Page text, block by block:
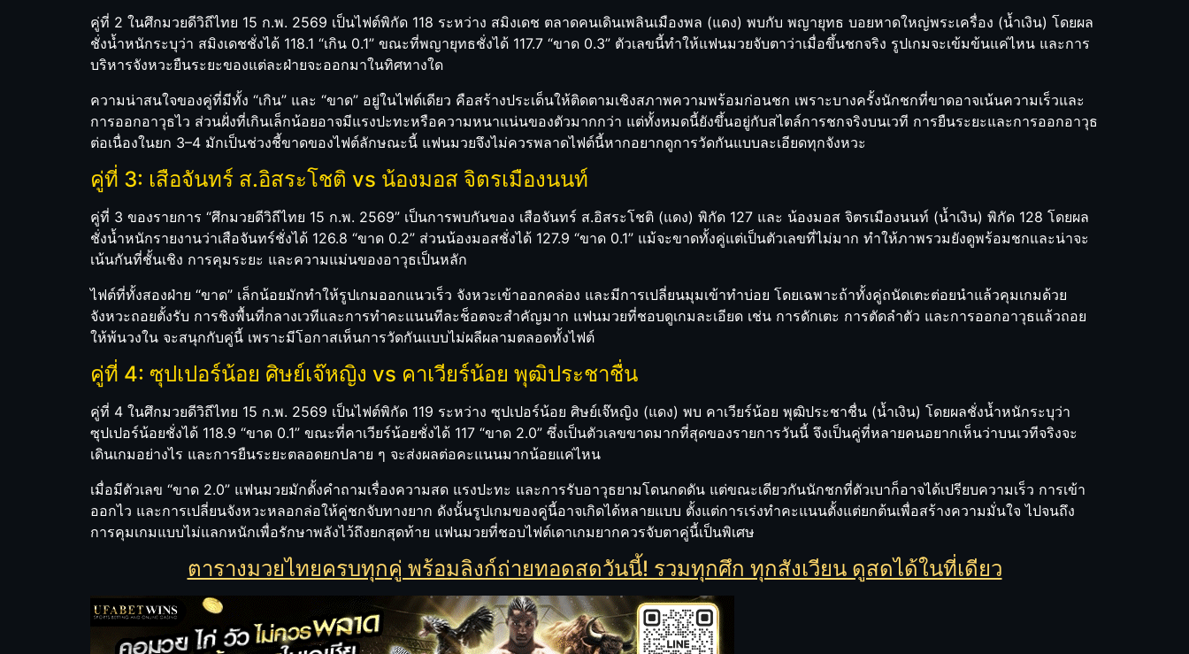
คู่ที่ 2 ในศึกมวยดีวิถีไทย 15 ก.พ. 2569 เป็นไฟต์พิกัด 118 ระหว่าง สมิงเดช ตลาดคนเดินเพลินเมืองพล (แดง) พบกับ พญายุทธ บอยหาดใหญ่พระเครื่อง (น้ำเงิน) โดยผล
ชั่งน้ำหนักระบุว่า สมิงเดชชั่งได้ 118.1 “เกิน 0.1” ขณะที่พญายุทธชั่งได้ 117.7 “ขาด 0.3” ตัวเลขนี้ทำให้แฟนมวยจับตาว่าเมื่อขึ้นชกจริง รูปเกมจะเข้มข้นแค่ไหน และการ
บริหารจังหวะยืนระยะของแต่ละฝ่ายจะออกมาในทิศทางใด
ความน่าสนใจของคู่ที่มีทั้ง “เกิน” และ “ขาด” อยู่ในไฟต์เดียว คือสร้างประเด็นให้ติดตามเชิงสภาพความพร้อมก่อนชก เพราะบางครั้งนักชกที่ขาดอาจเน้นความเร็วและ
การออกอาวุธไว ส่วนฝั่งที่เกินเล็กน้อยอาจมีแรงปะทะหรือความหนาแน่นของตัวมากกว่า แต่ทั้งหมดนี้ยังขึ้นอยู่กับสไตล์การชกจริงบนเวที การยืนระยะและการออกอาวุธ
ต่อเนื่องในยก 3–4 มักเป็นช่วงชี้ขาดของไฟต์ลักษณะนี้ แฟนมวยจึงไม่ควรพลาดไฟต์นี้หากอยากดูการวัดกันแบบละเอียดทุกจังหวะ
คู่ที่ 3: เสือจันทร์ ส.อิสระโชติ vs น้องมอส จิตรเมืองนนท์
คู่ที่ 3 ของรายการ “ศึกมวยดีวิถีไทย 15 ก.พ. 2569” เป็นการพบกันของ เสือจันทร์ ส.อิสระโชติ (แดง) พิกัด 127 และ น้องมอส จิตรเมืองนนท์ (น้ำเงิน) พิกัด 128 โดยผล
ชั่งน้ำหนักรายงานว่าเสือจันทร์ชั่งได้ 126.8 “ขาด 0.2” ส่วนน้องมอสชั่งได้ 127.9 “ขาด 0.1” แม้จะขาดทั้งคู่แต่เป็นตัวเลขที่ไม่มาก ทำให้ภาพรวมยังดูพร้อมชกและน่าจะ
เน้นกันที่ชั้นเชิง การคุมระยะ และความแม่นของอาวุธเป็นหลัก
ไฟต์ที่ทั้งสองฝ่าย “ขาด” เล็กน้อยมักทำให้รูปเกมออกแนวเร็ว จังหวะเข้าออกคล่อง และมีการเปลี่ยนมุมเข้าทำบ่อย โดยเฉพาะถ้าทั้งคู่ถนัดเตะต่อยนำแล้วคุมเกมด้วย
จังหวะถอยตั้งรับ การชิงพื้นที่กลางเวทีและการทำคะแนนทีละช็อตจะสำคัญมาก แฟนมวยที่ชอบดูเกมละเอียด เช่น การดักเตะ การตัดลำตัว และการออกอาวุธแล้วถอย
ให้พ้นวงใน จะสนุกกับคู่นี้ เพราะมีโอกาสเห็นการวัดกันแบบไม่ผลีผลามตลอดทั้งไฟต์
คู่ที่ 4: ซุปเปอร์น้อย ศิษย์เจ๊หญิง vs คาเวียร์น้อย พุฒิประชาชื่น
คู่ที่ 4 ในศึกมวยดีวิถีไทย 15 ก.พ. 2569 เป็นไฟต์พิกัด 119 ระหว่าง ซุปเปอร์น้อย ศิษย์เจ๊หญิง (แดง) พบ คาเวียร์น้อย พุฒิประชาชื่น (น้ำเงิน) โดยผลชั่งน้ำหนักระบุว่า
ซุปเปอร์น้อยชั่งได้ 118.9 “ขาด 0.1” ขณะที่คาเวียร์น้อยชั่งได้ 117 “ขาด 2.0” ซึ่งเป็นตัวเลขขาดมากที่สุดของรายการวันนี้ จึงเป็นคู่ที่หลายคนอยากเห็นว่าบนเวทีจริงจะ
เดินเกมอย่างไร และการยืนระยะตลอดยกปลาย ๆ จะส่งผลต่อคะแนนมากน้อยแค่ไหน
เมื่อมีตัวเลข “ขาด 2.0” แฟนมวยมักตั้งคำถามเรื่องความสด แรงปะทะ และการรับอาวุธยามโดนกดดัน แต่ขณะเดียวกันนักชกที่ตัวเบาก็อาจได้เปรียบความเร็ว การเข้า
ออกไว และการเปลี่ยนจังหวะหลอกล่อให้คู่ชกจับทางยาก ดังนั้นรูปเกมของคู่นี้อาจเกิดได้หลายแบบ ตั้งแต่การเร่งทำคะแนนตั้งแต่ยกต้นเพื่อสร้างความมั่นใจ ไปจนถึง
การคุมเกมแบบไม่แลกหนักเพื่อรักษาพลังไว้ถึงยกสุดท้าย แฟนมวยที่ชอบไฟต์เดาเกมยากควรจับตาคู่นี้เป็นพิเศษ
ตารางมวยไทยครบทุกคู่ พร้อมลิงก์ถ่ายทอดสดวันนี้! รวมทุกศึก ทุกสังเวียน ดูสดได้ในที่เดียว